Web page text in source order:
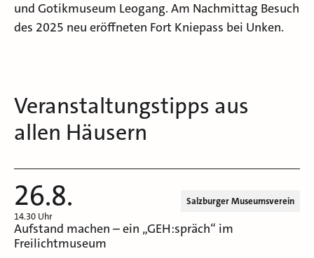
und Gotikmuseum Leogang. Am Nachmittag Besuch
des 2025 neu eröffneten Fort Kniepass bei Unken.
Veranstaltungstipps aus
allen Häusern
26.8.
14.30 Uhr
Salzburger Museumsverein
Aufstand machen – ein „GEH:spräch“ im
Freilichtmuseum